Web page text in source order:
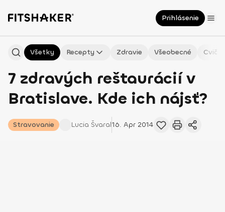
Prihlásenie
Všetky Recepty Zdravie Všeobecné
7 zdravých reštaurácií v
Bratislave. Kde ich nájsť?
Stravovanie Lucia Švaral16. Apr 2014